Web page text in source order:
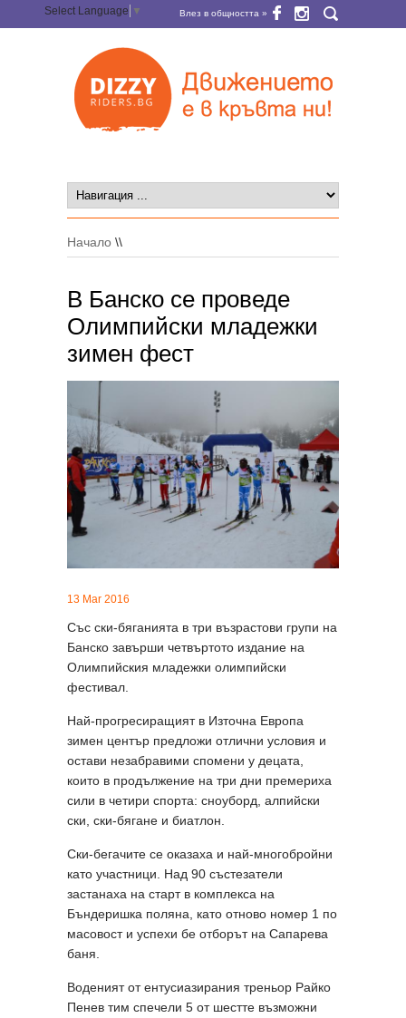
Select Language ▼ Влез в общността »
Начало \\
В Банско се проведе
Олимпийски младежки
зимен фест
13 Mar 2016
Със ски-бяганията в три възрастови групи на
Банско завърши четвъртото издание на
Олимпийския младежки олимпийски
фестивал.
Най-прогресиращият в Източна Европа
зимен център предложи отлични условия и
остави незабравими спомени у децата,
които в продължение на три дни премериха
сили в четири спорта: сноуборд, алпийски
ски, ски-бягане и биатлон.
Ски-бегачите се оказаха и най-многобройни
като участници. Над 90 състезатели
застанаха на старт в комплекса на
Бъндеришка поляна, като отново номер 1 по
масовост и успехи бе отборът на Сапарева
баня.
Воденият от ентусиазирания треньор Райко
Пенев тим спечели 5 от шестте възможни